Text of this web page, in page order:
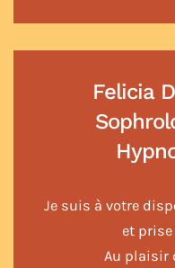
Felicia
Je suis à votre
et prise
Au plaisir